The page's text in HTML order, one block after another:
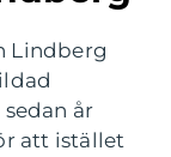
Lindberg
år
att istället